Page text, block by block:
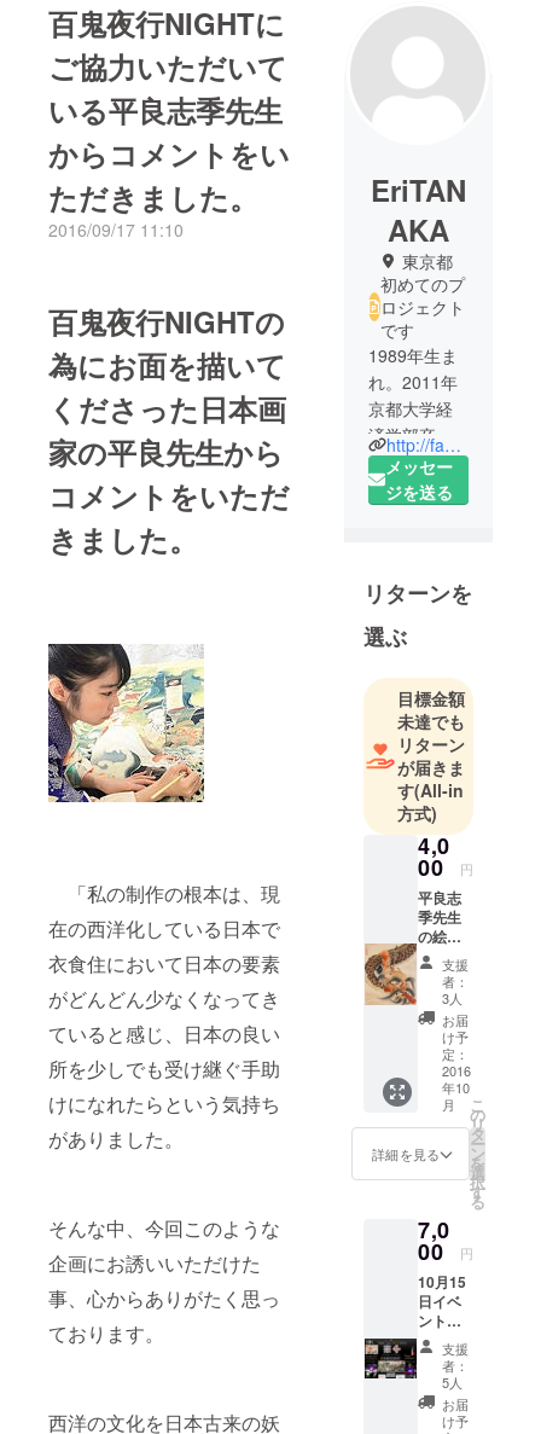
百鬼夜行NIGHTに
ご協力いただいて
いる平良志季先生
からコメントをい
ただきました。
2016/09/17 11:10
百鬼夜行NIGHTの
為にお面を描いて
くださった日本画
家の平良先生から
コメントをいただ
きました。
「私の制作の根本は、現
在の西洋化している日本で
衣食住において日本の要素
がどんどん少なくなってき
ていると感じ、日本の良い
所を少しでも受け継ぐ手助
けになれたらという気持ち
がありました。
そんな中、今回このような
企画にお誘いいただけた
事、心からありがたく思っ
ております。
西洋の文化を日本古来の妖
EriTAN
AKA
東京都
初めてのプ
ロジェクト
です
1989年生ま
れ。2011年
京都大学経
済学部卒
業。2014年
京都大学経
大学院在学
中に紫野レ
イの芸名で
タレント活
動を行う。
2016年5月
「感情を、
纏う」
ファッショ
ンブランド
「Fake」を
小さい頃か
ら親の仕事
の関係で
アートに親
しんできま
した。今も
趣味は美術
館、ギャラ
リー巡り。
アートを身
とでの新し
い表現を模
索していま
http://fake.dance/
メッセー
ジを送る
リターンを
選ぶ
目標金額
未達でも
リターン
が届きま
す(All-in
方式)
4,0
00 円
平良志
季先生
の絵を
元に
作った
お面
を、全
種類お
送りし
ます。
どんな
お面に
なるか
は、確
定でき
ます。
支援
者：
3人
お届
け予
定：
2016
年10
月
詳細を見る
こ
の
リ
タ
ー
ン
を
選
択
す
る
7,0
00 円
10月15
日イベ
ント当
日のチ
ケット
とお面
を全種
類ご提
支援
者：
5人
お届
け予